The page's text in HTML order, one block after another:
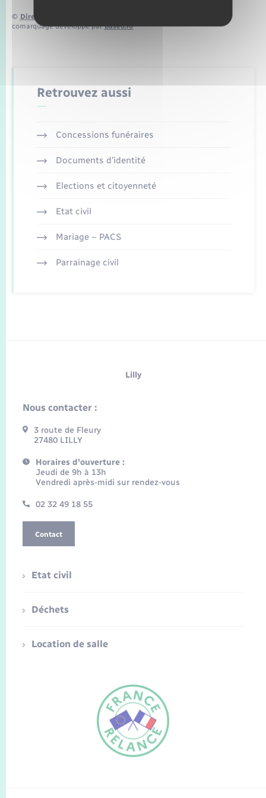
© Direction de l’information légale et administrative
comarquage developpé parbaseo.io
Retrouvez aussi
Concessions funéraires
Documents d’identité
Elections et citoyenneté
Etat civil
Mariage – PACS
Parrainage civil
Lilly
Nous contacter :
3 route de Fleury
27480 LILLY
Horaires d'ouverture :
Jeudi de 9h à 13h
Vendredi après-midi sur rendez-vous
02 32 49 18 55
Contact
Etat civil
Déchets
Location de salle